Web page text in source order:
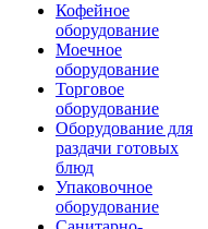
Кофейное
оборудование
Моечное
оборудование
Торговое
оборудование
Оборудование для
раздачи готовых
блюд
Упаковочное
оборудование